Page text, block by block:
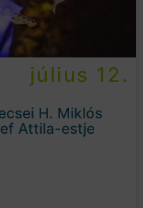
július 12.
H. Miklós
Attila-estje